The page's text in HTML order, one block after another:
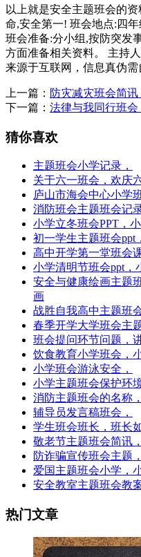
以上就是安全主题班会的
命,安全第一! 班会地点:四
班会准备:分小组,按防突发
方面准备相关资料。 主持
来源于互联网，信息真伪需
上一篇： 防灾减灾班会简
下一篇： 法律与我同行班
猜你喜欢
主题班会小学记录，
关于六一班会，欢庆
庐山市海会中心小学
消防班会主题班会记
小学立冬班会PPT，
初一学生主题班会ppt
高中开学第一堂班会
小学清明节班会ppt，
安全与健康绘画主题
画
战胜自我高中主题班
春季开学大学班会主
班会提问环节问题，
饮食教育小学班会，
小学班会游泳安全，
小学主题班会保护环
消防主题班会的名称
辅导员发言稿班会，
学生班会班长，班长
敬老节主题班会简讯
防诈骗宣传班会主题
爱国主题班会小学，
安全教室主题班会教
热门文章